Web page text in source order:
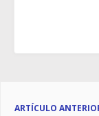
ARTÍCULO